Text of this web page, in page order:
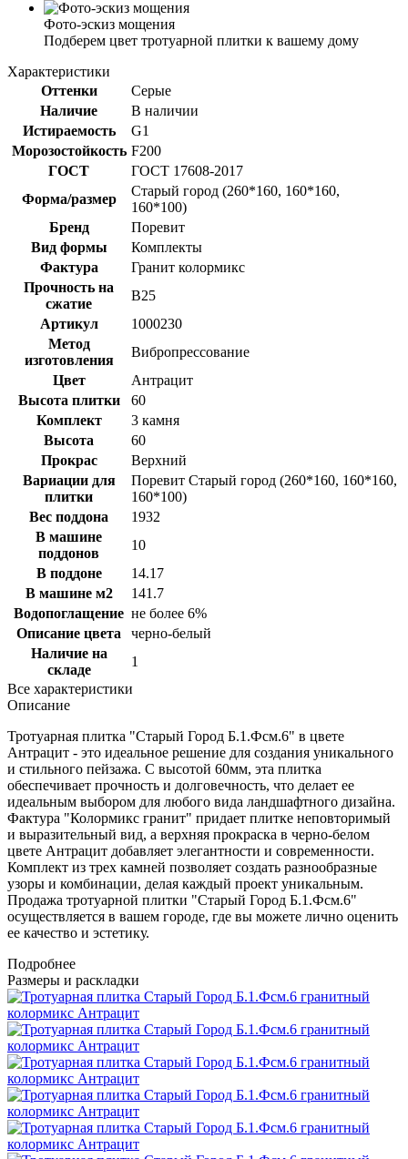
Фото-эскиз мощения
Подберем цвет тротуарной плитки к вашему дому
Характеристики
Оттенки
Серые
Наличие
В наличии
Истираемость
G1
Морозостойкость F200
ГОСТ
ГОСТ 17608-2017
Форма/размер
Старый город (260*160, 160*160,
160*100)
Бренд
Поревит
Вид формы
Комплекты
Фактура
Гранит колормикс
Прочность на
сжатие
B25
Артикул
1000230
Метод
изготовления
Вибропрессование
Цвет
Антрацит
Высота плитки
60
Комплект
3 камня
Высота
60
Прокрас
Верхний
Вариации для
плитки
Поревит Старый город (260*160, 160*160,
160*100)
Вес поддона
1932
В машине
поддонов
10
В поддоне
14.17
В машине м2
141.7
Водопоглащение не более 6%
Описание цвета
черно-белый
Наличие на
складе
1
Все характеристики
Описание
Тротуарная плитка "Старый Город Б.1.Фсм.6" в цвете
Антрацит - это идеальное решение для создания уникального
и стильного пейзажа. С высотой 60мм, эта плитка
обеспечивает прочность и долговечность, что делает ее
идеальным выбором для любого вида ландшафтного дизайна.
Фактура "Колормикс гранит" придает плитке неповторимый
и выразительный вид, а верхняя прокраска в черно-белом
цвете Антрацит добавляет элегантности и современности.
Комплект из трех камней позволяет создать разнообразные
узоры и комбинации, делая каждый проект уникальным.
Продажа тротуарной плитки "Старый Город Б.1.Фсм.6"
осуществляется в вашем городе, где вы можете лично оценить
ее качество и эстетику.
Подробнее
Размеры и раскладки